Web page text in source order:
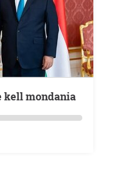
kell mondania